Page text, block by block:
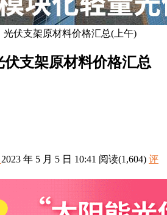
光伏支架原材料价格汇总(上午)
伏支架原材料价格汇总
2023 年 5 月 5 日 10:41 阅读(1,604) 评